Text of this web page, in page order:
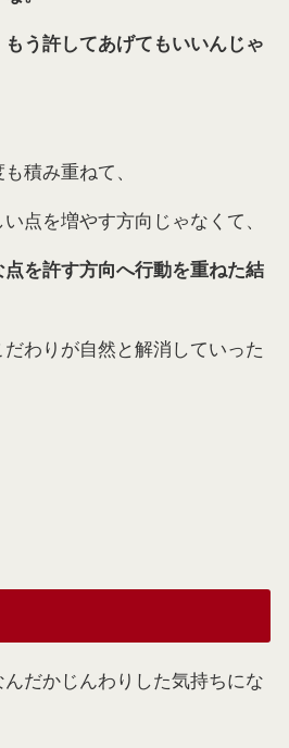
う許してあげてもいいんじゃ
積み重ねて、
点を増やす方向じゃなくて、
を許す方向へ行動を重ねた結
わりが自然と解消していった
だかじんわりした気持ちにな